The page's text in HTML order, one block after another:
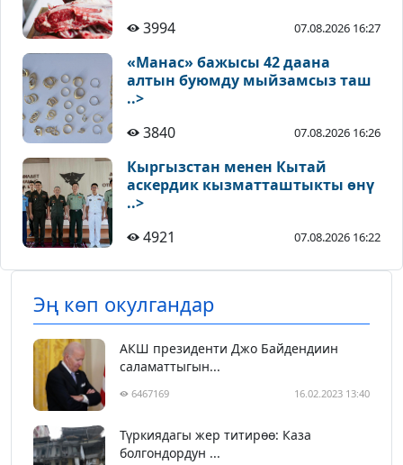
3994 07.08.2026 16:27
«Манас» бажысы 42 даана
алтын буюмду мыйзамсыз таш
..>
3840
07.08.2026 16:26
Кыргызстан менен Кытай
аскердик кызматташтыкты өнү
..>
4921
07.08.2026 16:22
Эң көп окулгандар
АКШ президенти Джо Байдендиин
саламаттыгын...
6467169 16.02.2023 13:40
Түркиядагы жер титирөө: Каза
болгондордун ...